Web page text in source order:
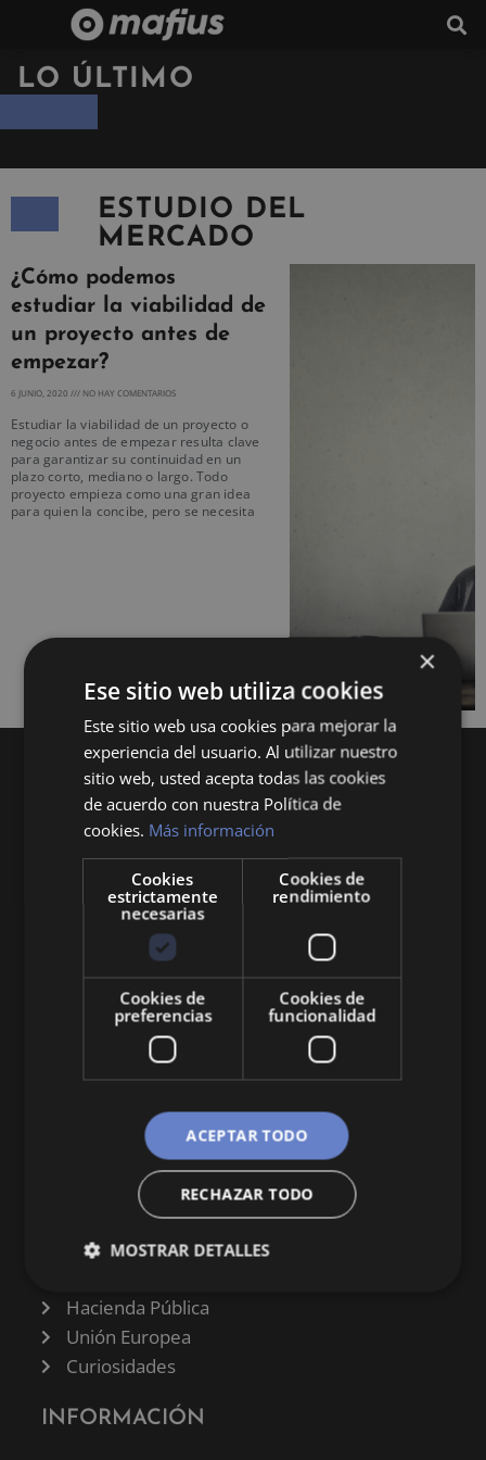
LO ÚLTIMO
ESTUDIO DEL
MERCADO
¿Cómo podemos
estudiar la viabilidad de
un proyecto antes de
empezar?
6 JUNIO, 2020 NO HAY COMENTARIOS
Estudiar la viabilidad de un proyecto o
negocio antes de empezar resulta clave
para garantizar su continuidad en un
plazo corto, mediano o largo. Todo
proyecto empieza como una gran idea
para quien la concibe, pero se necesita
Queremos mantenerte al día en temas de
economía, finanzas, negocios, derecho, historia
y curiosidades sobre todo lo relacionado con la
economía y empresa.
CATEGORÍAS
Finanzas
Derecho
Hacienda Pública
Unión Europea
Curiosidades
INFORMACIÓN
×
Ese sitio web utiliza cookies
Este sitio web usa cookies para mejorar la
experiencia del usuario. Al utilizar nuestro
sitio web, usted acepta todas las cookies
de acuerdo con nuestra Política de
cookies. Más información
Cookies
estrictamente
necesarias
Cookies de
rendimiento
Cookies de
preferencias
Cookies de
funcionalidad
ACEPTAR TODO
RECHAZAR TODO
MOSTRAR DETALLES